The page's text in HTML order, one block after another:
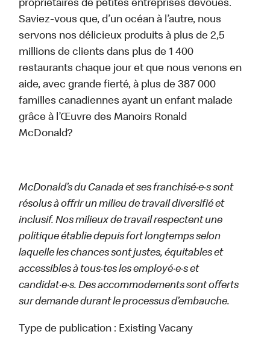
propriétaires de petites entreprises dévoués.
Saviez-vous que, d’un océan à l’autre, nous
servons nos délicieux produits à plus de 2,5
millions de clients dans plus de 1 400
restaurants chaque jour et que nous venons en
aide, avec grande fierté, à plus de 387 000
familles canadiennes ayant un enfant malade
grâce à l’Œuvre des Manoirs Ronald
McDonald?
McDonald’s du Canada et ses franchisé·e·s sont
résolus à offrir un milieu de travail diversifié et
inclusif. Nos milieux de travail respectent une
politique établie depuis fort longtemps selon
laquelle les chances sont justes, équitables et
accessibles à tous·tes les employé·e·s et
candidat·e·s. Des accommodements sont offerts
sur demande durant le processus d’embauche.
Type de publication : Existing Vacany